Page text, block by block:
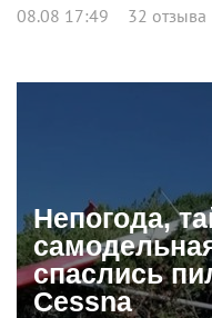
08.08 17:49 32 отзыва
Непогода,
спаслись
Cessna